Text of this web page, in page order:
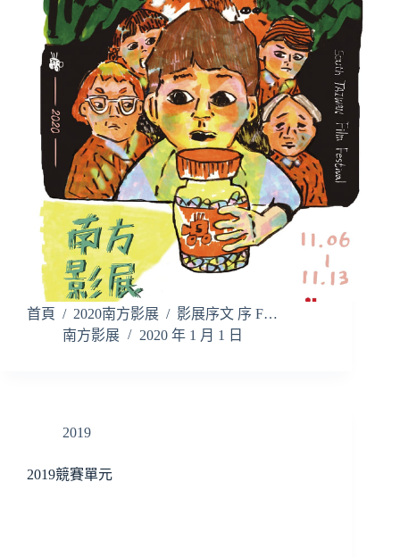
首頁 / 2020南方影展 / 影展序文 序 F…
南方影展
2020 年 1 月 1 日
2019
2019競賽單元